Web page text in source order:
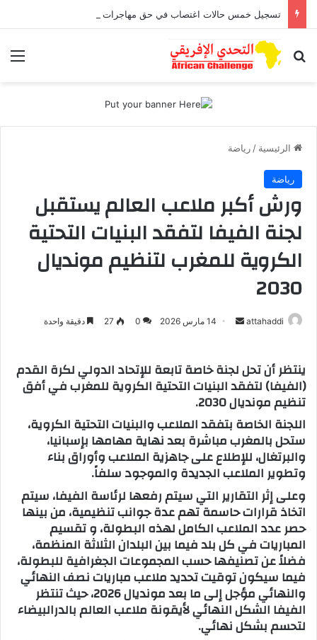
تسجيل خمس حالات اغتصاب في حق مهاجرات قاصرات بسبتة
بحث عن
الرئيسية / رياضة
رياضة
ورش أكبر ملاعب العالم يستقبل
لجنة الفيفا لتفقد البنيات التحتية
الكروية للمغرب لتنظيم مونديال
2030
attahaddi
ل
ب
ر
د
ا
إ
ل
ك
ت
ر
و
ن
ي
ا
14 مارس 2026 0
27 دقيقة واحدة
ينتظر أن تحل لجنة خاصة تابعة للإتحاد الدولي لكرة القدم
(الفيفا) لتفقد البنيات التحتية الكروية للمغرب في أفق
تنظيم مونديال 2030.
اللجنة الخاصة بتفقد الملاعب والبنيات التحتية الكروية،
ستحل بالمغرب مباشرة بعد نهاية مهامها بإسبانيا،
والبرتغال، للإطلاع على جاهزية الملاعب وأوراق بناء
وتطوير الملاعب الجديدة والموجود سلفاً.
وعلى إثر التقارير التي سيتم رفعها لرئاسة الفيفا، سيتم
اتخاذ قرارات حاسمة تهم عدة جوانب تنظيمية، من بينها
حصر عدد الملاعب الكامل لهذه البطولة، و تقسيم
المباريات في كل بلد فيما بين البلدان الثلاثة المنظمة،
فضلاً عن تصنيفها حسب المجموعات الجغرافية للبطولة،
فيما سيكون توقيت تحديد ملاعب مباريات نصف النهائي
والنهائي مؤجل إلى ما بعد مونديال 2026، حيث تنتظر
الفيفا الشكل النهائي لأيقونة ملاعب العالم بالدرالبيضاء
لتحسم بشكل نهائي.